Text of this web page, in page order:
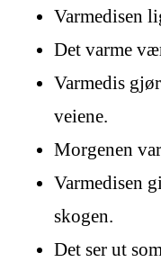
Varmedisen
Det varme
Varmedis
veiene.
Morgenen
Varmedisen
skogen.
Det ser ut